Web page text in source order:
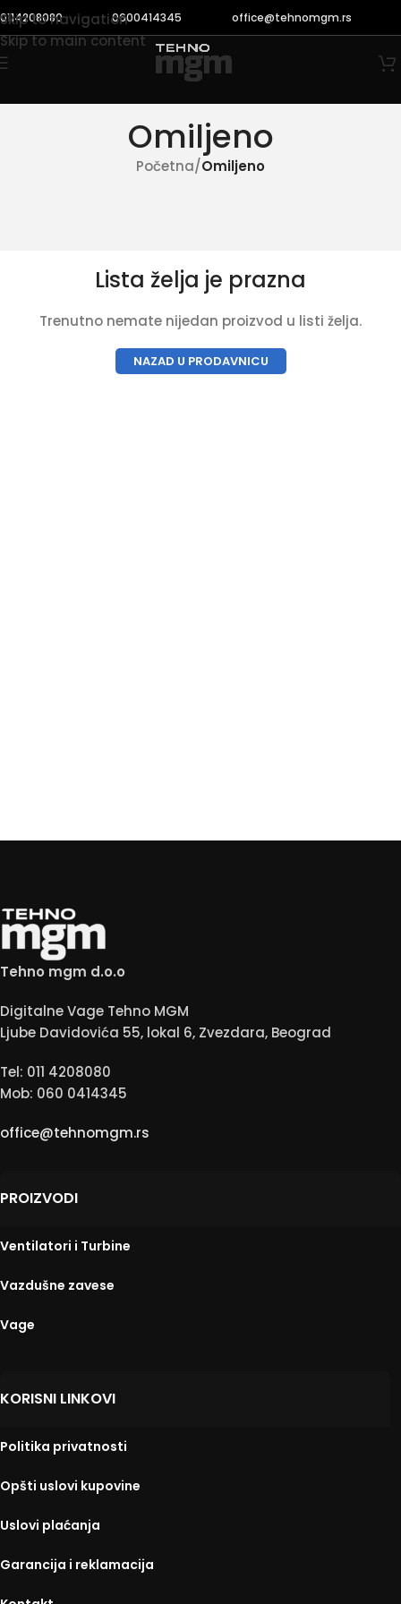
Skip to navigation
Skip to main content
0114208080 0600414345 office@tehnomgm.rs
Omiljeno
Početna/Omiljeno
Lista želja je prazna
Trenutno nemate nijedan proizvod u listi želja.
NAZAD U PRODAVNICU
Tehno mgm d.o.o
Digitalne Vage Tehno MGM
Ljube Davidovića 55, lokal 6, Zvezdara, Beograd
Tel: 011 4208080
Mob: 060 0414345
office@tehnomgm.rs
PROIZVODI
Ventilatori i Turbine
Vazdušne zavese
Vage
KORISNI LINKOVI
Politika privatnosti
Opšti uslovi kupovine
Uslovi plaćanja
Garancija i reklamacija